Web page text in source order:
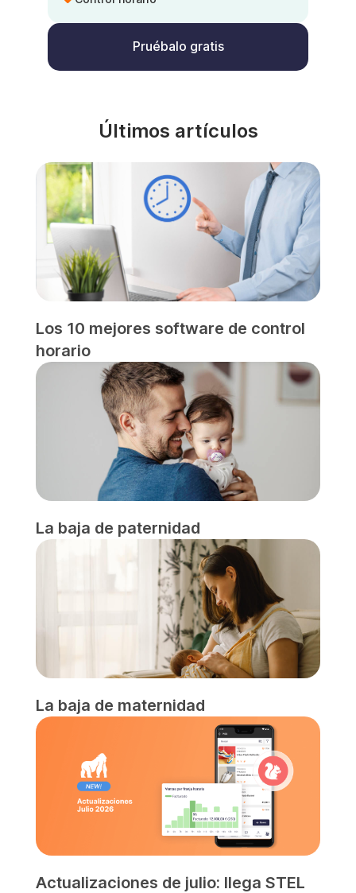
Pruébalo gratis
Últimos artículos
Los 10 mejores software de control
horario
La baja de paternidad
La baja de maternidad
Actualizaciones de julio: llega STEL